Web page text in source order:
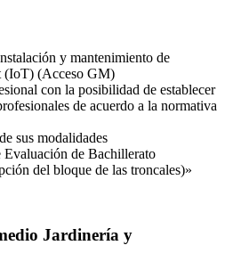
y mantenimiento de
(IoT) (Acceso GM)
con la posibilidad de establecer
de acuerdo a la normativa
sus modalidades
Evaluación de Bachillerato
del bloque de las troncales)»
Jardinería y